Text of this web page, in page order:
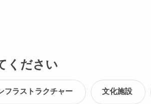
ください
フラストラクチャー 文化施設